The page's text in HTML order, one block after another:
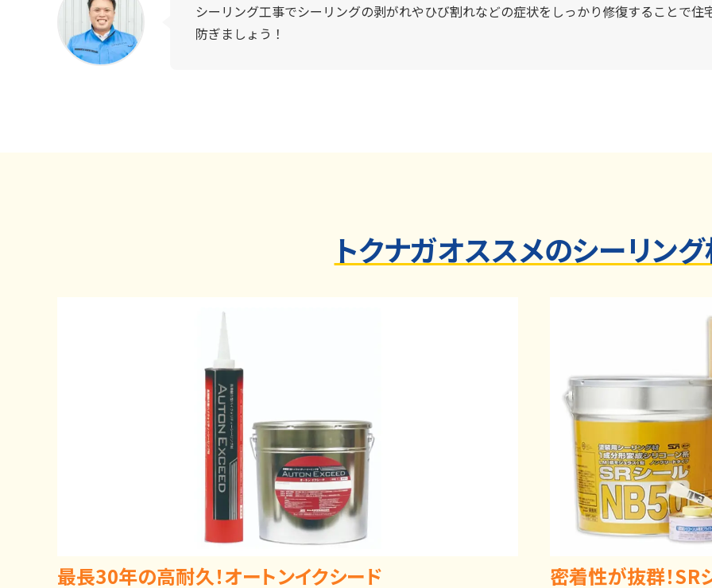
シーリング工事でシーリングの剥がれやひび割れなどの症状をしっかり修復することで
防ぎましょう！
トクナガオススメのシーリン
最長30年の高耐久！オートンイクシード 密着性が抜群！SR